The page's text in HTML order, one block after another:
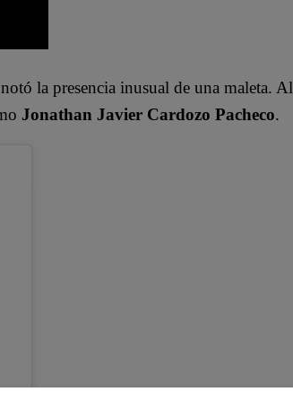
la presencia inusual de una maleta. Al
Jonathan Javier Cardozo Pacheco.